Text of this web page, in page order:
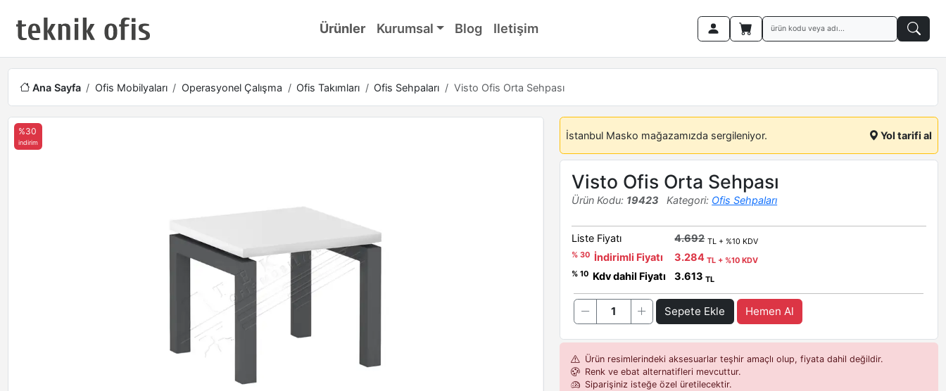
Ürünler Kurumsal Blog Iletişim
Ana Sayfa Ofis Mobilyaları Operasyonel Çalışma Ofis Takımları Ofis Sehpaları Visto Ofis Orta Sehpası
%30
indirim
İstanbul Masko mağazamızda sergileniyor. Yol tarifi al
Visto Ofis Orta Sehpası
Ürün Kodu: 19423 Kategori: Ofis Sehpaları
Liste Fiyatı 4.692 TL + %10 KDV
% 30 İndirimli Fiyatı 3.284TL + %10 KDV
% 10 Kdv dahil Fiyatı 3.613TL
Sepete Ekle Hemen Al
Ürün resimlerindeki aksesuarlar teşhir amaçlı olup, fiyata dahil değildir.
Renk ve ebat alternatifleri mevcuttur.
Siparişiniz isteğe özel üretilecektir.